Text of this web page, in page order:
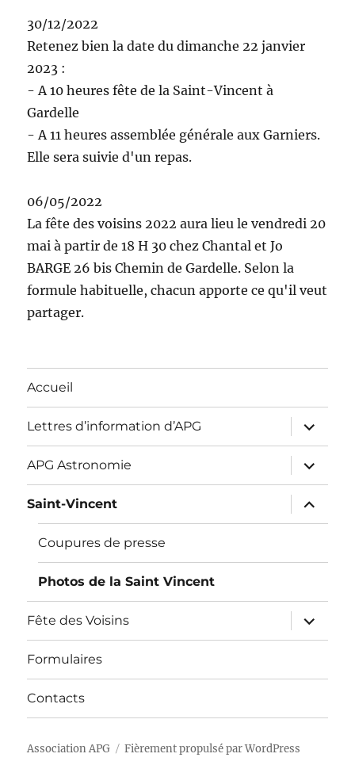
30/12/2022
Retenez bien la date du dimanche 22 janvier
2023 :
- A 10 heures fête de la Saint-Vincent à
Gardelle
- A 11 heures assemblée générale aux Garniers.
Elle sera suivie d'un repas.
06/05/2022
La fête des voisins 2022 aura lieu le vendredi 20
mai à partir de 18 H 30 chez Chantal et Jo
BARGE 26 bis Chemin de Gardelle. Selon la
formule habituelle, chacun apporte ce qu'il veut
partager.
Accueil
Lettres d’information d’APG
ouvrir
le
sous-
menu
APG Astronomie
ouvrir
le
sous-
menu
Saint-Vincent
ouvrir
le
sous-
Coupures de presse
Photos de la Saint Vincent
Fête des Voisins
ouvrir
le
sous-
Formulaires
Contacts
Association APG Fièrement propulsé par WordPress